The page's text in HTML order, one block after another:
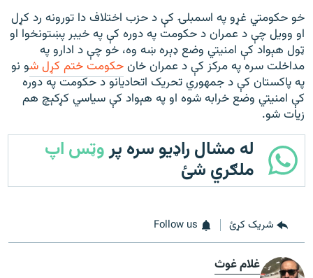
خو حکومتي غړو په اسمبلۍ کې د حزب اختلاف دا تورونه رد کړل
او وویل چې د عمران د حکومت په دوره کې په خیبر پښتونخوا او
ټول هېواد کې امنیتي وضع ډېره ښه وه، خو چې د ادارو په
مداخلت سره په مرکز کې د عمران خانحکومت ختم کړل شو نو
په پاکستان کې د جمهوري تحریک اتحادیانو د حکومت په دوره
کې امنیتي وضع خرابه شوه او په هېواد کې سیاسي کړکېچ هم
زیات شو.
له مشال راډیو سره پروټس اپ
ملګري شئ
شریک کړئ Follow us
غلام غوث